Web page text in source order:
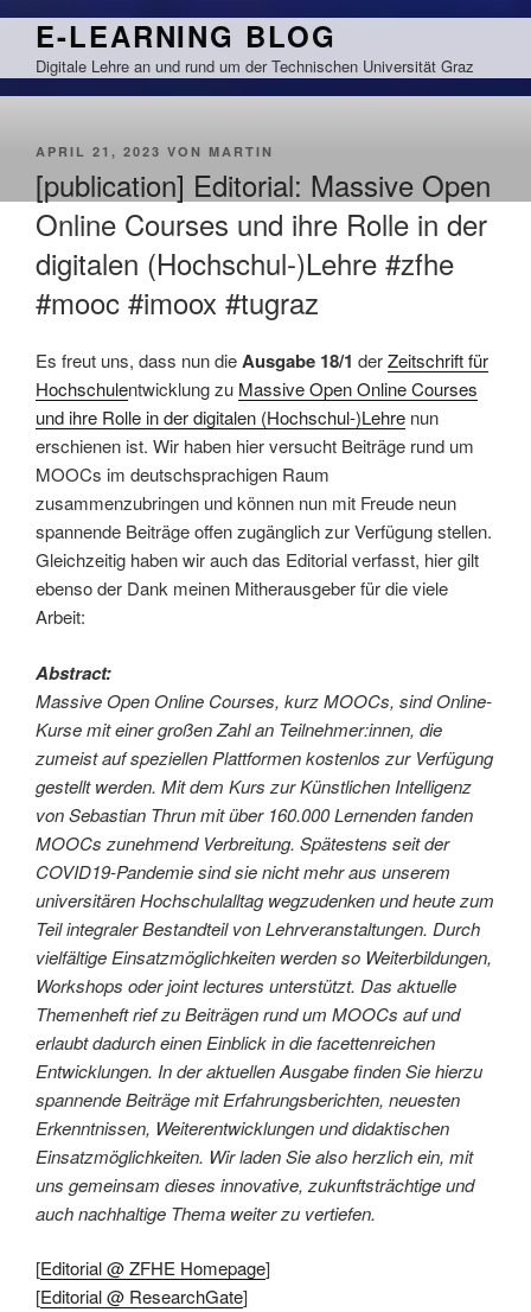
Zum
springen
E-LEARNING BLOG
Digitale Lehre an und rund um der Technischen Universität Graz
VERÖFFENTLICHT
APRIL 21, 2023 VON MARTIN
[publication] Editorial: Massive Open
Online Courses und ihre Rolle in der
digitalen (Hochschul-)Lehre #zfhe
#mooc #imoox #tugraz
Es freut uns, dass nun dieAusgabe 18/1 derZeitschrift für
Hochschulentwicklung zu Massive Open Online Courses
und ihre Rolle in der digitalen (Hochschul-)Lehre nun
erschienen ist. Wir haben hier versucht Beiträge rund um
MOOCs im deutschsprachigen Raum
zusammenzubringen und können nun mit Freude neun
spannende Beiträge offen zugänglich zur Verfügung stellen.
Gleichzeitig haben wir auch das Editorial verfasst, hier gilt
ebenso der Dank meinen Mitherausgeber für die viele
Arbeit:
Abstract:
Massive Open Online Courses, kurz MOOCs, sind Online-
Kurse mit einer großen Zahl an Teilnehmer:innen, die
zumeist auf speziellen Plattformen kostenlos zur Verfügung
gestellt werden. Mit dem Kurs zur Künstlichen Intelligenz
von Sebastian Thrun mit über 160.000 Lernenden fanden
MOOCs zunehmend Verbreitung. Spätestens seit der
COVID19-Pandemie sind sie nicht mehr aus unserem
universitären Hochschulalltag wegzudenken und heute zum
Teil integraler Bestandteil von Lehrveranstaltungen. Durch
vielfältige Einsatzmöglichkeiten werden so Weiterbildungen,
Workshops oder joint lectures unterstützt. Das aktuelle
Themenheft rief zu Beiträgen rund um MOOCs auf und
erlaubt dadurch einen Einblick in die facettenreichen
Entwicklungen. In der aktuellen Ausgabe finden Sie hierzu
spannende Beiträge mit Erfahrungsberichten, neuesten
Erkenntnissen, Weiterentwicklungen und didaktischen
Einsatzmöglichkeiten. Wir laden Sie also herzlich ein, mit
uns gemeinsam dieses innovative, zukunftsträchtige und
auch nachhaltige Thema weiter zu vertiefen.
[Editorial @ ZFHE Homepage]
[Editorial @ ResearchGate]